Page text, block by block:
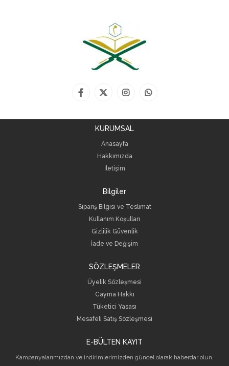
KURUMSAL
Anasayfa
Hakkımızda
İletişim
Bilgiler
Sipariş Bilgisi ve Teslimat
Kullanım Koşulları
Gizlilik Güvenlik
İade ve Değişim
SÖZLEŞMELER
Üyelik Sözleşmesi
Cayma Hakkı
Tüketici Yasası
Mesafeli Satış Sözleşmesi
E-BÜLTEN KAYIT
Kampanyalarımızdan ve indirimlerimizden güncel olarak haberdar olun.